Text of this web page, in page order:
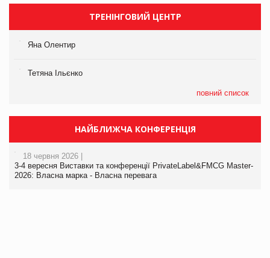
ТРЕНІНГОВИЙ ЦЕНТР
Яна Олентир
Тетяна Ільєнко
повний список
НАЙБЛИЖЧА КОНФЕРЕНЦІЯ
18 червня 2026 |
3-4 вересня Виставки та конференції PrivateLabel&FMCG Master-
2026: Власна марка - Власна перевага